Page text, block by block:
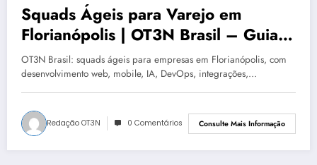
Squads Ágeis para Varejo em
Florianópolis | OT3N Brasil – Guia
0991
OT3N Brasil: squads ágeis para empresas em Florianópolis, com
desenvolvimento web, mobile, IA, DevOps, integrações,…
Redação OT3N 0 Comentários Consulte Mais Informação